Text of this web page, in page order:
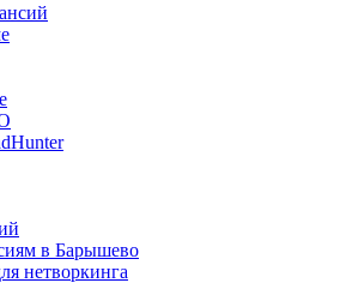
в Барышево
нетворкинга